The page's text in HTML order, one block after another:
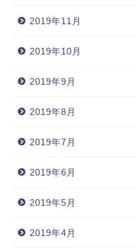
2019年11月
2019年10月
2019年9月
2019年8月
2019年7月
2019年6月
2019年5月
2019年4月